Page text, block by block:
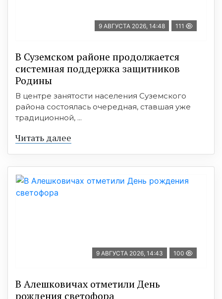
9 АВГУСТА 2026, 14:48 111
В Суземском районе продолжается
системная поддержка защитников
Родины
В центре занятости населения Суземского
района состоялась очередная, ставшая уже
традиционной, ...
Читать далее
9 АВГУСТА 2026, 14:43 100
В Алешковичах отметили День
рождения светофора